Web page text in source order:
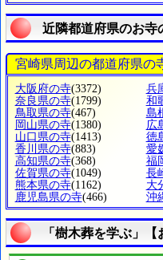
近隣都道府県のお寺
宮崎県周辺の都道府県の
大阪府の寺(3372) 兵
奈良県の寺(1799) 和
鳥取県の寺(467) 島
岡山県の寺(1380) 広
山口県の寺(1413) 徳
香川県の寺(883) 愛
高知県の寺(368) 福
佐賀県の寺(1049) 長
熊本県の寺(1162) 大
鹿児島県の寺(466) 沖
「樹木葬を学ぶ」